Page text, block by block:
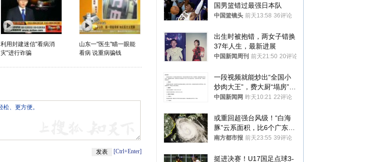
利用封建迷信"看病消
灾"进行诈骗
山东一"医生"瞄一眼能
看病 说重病骗钱
[Ctrl+Enter]
国男篮错过最强日本队
中国篮镜头 前天13:58 36评论
出生时被抱错，两女子错换
37年人生，最新进展
中国新闻周刊 前天21:50 20评论
一段视频就能炒出“全国小
炒肉大王”，费大厨“塌房”了
吗？
中国新闻网 昨天10:21 22评论
或重回超强台风级！“白海
豚”云系面积，比6个广东还
大！深圳官方：注意这件事
南方都市报 前天23:55 39评论
挺进决赛！U17国足点球3-